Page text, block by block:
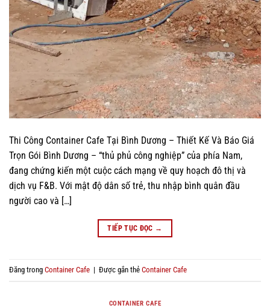
Thi Công Container Cafe Tại Bình Dương – Thiết Kế Và Báo Giá
Trọn Gói Bình Dương – “thủ phủ công nghiệp” của phía Nam,
đang chứng kiến một cuộc cách mạng về quy hoạch đô thị và
dịch vụ F&B. Với mật độ dân số trẻ, thu nhập bình quân đầu
người cao và […]
TIẾP TỤC ĐỌC →
Đăng trong Container Cafe | Được gắn thẻ Container Cafe
CONTAINER CAFE